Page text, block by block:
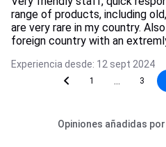
range of products, including
are very rare in my country.
foreign country with an
Experiencia desde: 12 sept 2024
1 3
Opiniones añadidas